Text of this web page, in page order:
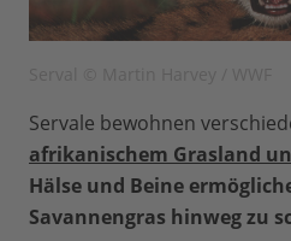
Servale bewohnen
afrikanischem Grasland
Hälse und Beine
Savannengras hinweg zu